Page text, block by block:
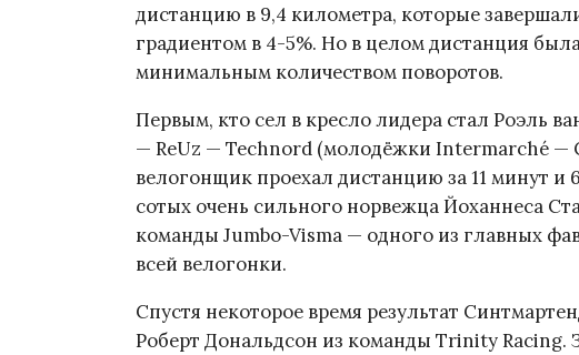
дистанцию в 9,4 километра, которые
градиентом в 4-5%. Но в целом дистанция
минимальным количеством поворотов.
Первым, кто сел в кресло лидера стал Роэль
— ReUz — Technord (молодёжки Intermarché —
велогонщик проехал дистанцию за 11 минут и
сотых очень сильного норвежца Йоханнеса
команды Jumbo-Visma — одного из главных
всей велогонки.
Спустя некоторое время результат
Роберт Дональдсон из команды Trinity Racing.